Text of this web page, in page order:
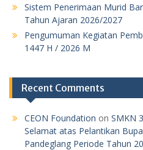
Sistem Penerimaan Murid
Tahun Ajaran 2026/2027
Pengumuman Kegiatan
1447 H / 2026 M
Recent Comments
CEON Foundation on SMKN
Selamat atas Pelantikan
Pandeglang Periode Tahun